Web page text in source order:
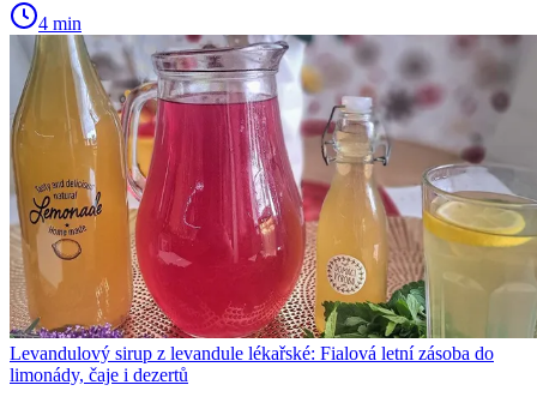
4 min
Levandulový sirup z levandule lékařské: Fialová letní zásoba do
limonády, čaje i dezertů